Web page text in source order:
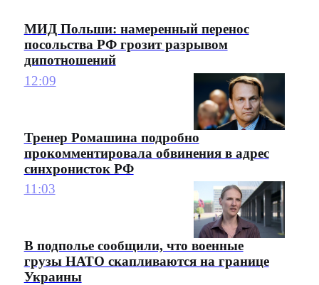
МИД Польши: намеренный перенос
посольства РФ грозит разрывом
дипотношений
12:09
Тренер Ромашина подробно
прокомментировала обвинения в адрес
синхронисток РФ
11:03
В подполье сообщили, что военные
грузы НАТО скапливаются на границе
Украины